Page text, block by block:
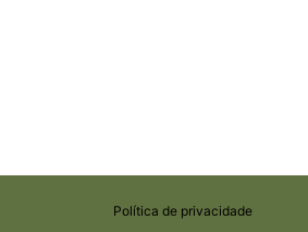
Política de privacidade